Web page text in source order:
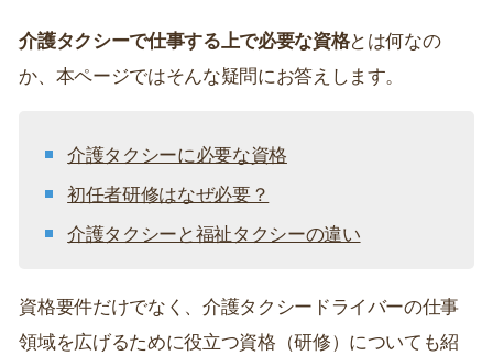
介護タクシーで仕事する上で必要な資格とは何なの
か、本ページではそんな疑問にお答えします。
介護タクシーに必要な資格
初任者研修はなぜ必要？
介護タクシーと福祉タクシーの違い
資格要件だけでなく、介護タクシードライバーの仕事
領域を広げるために役立つ資格（研修）についても紹